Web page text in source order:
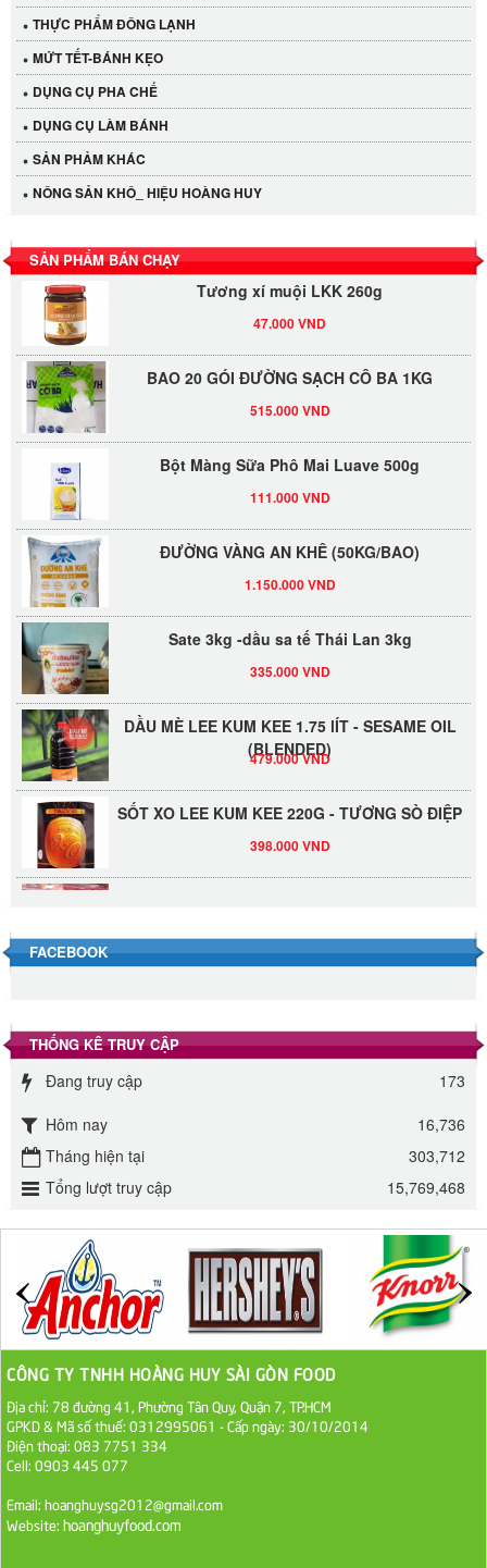
THỰC PHẨM ĐÔNG LẠNH
MỨT TẾT-BÁNH KẸO
DỤNG CỤ PHA CHẾ
DỤNG CỤ LÀM BÁNH
SẢN PHẢM KHÁC
NÔNG SẢN KHÔ_ HIỆU HOÀNG HUY
SẢN PHẨM BÁN CHẠY
Cần Tây Đà Lạt
40.000 VND
LỐC 12 HỦ Tương xí muội LKK 260g
Tương xí muội LKK 260g
BAO 20 GÓI ĐƯỜNG SẠCH CÔ BA 1KG
Bột Màng Sữa Phô Mai Luave 500g
ĐƯỜNG VÀNG AN KHÊ (50KG/BAO)
Sate 3kg -dầu sa tế Thái Lan 3kg
DẦU MÈ LEE KUM KEE 1.75 lÍT - SESAME OIL
(BLENDED)
479.000 VND
SỐT XO LEE KUM KEE 220G - TƯƠNG SÒ ĐIỆP
Đường phèn Long An bao 10kg
Đường mía thiên nhiên Biên Hòa gói 1kg
ĐƯỜNG SẠCH CÔ BA BIÊN HÒA 1KG
27.000 VND
Đường cát trắng An Khê bao 50kg
Sa Tế Tôm Cholimex PET Hũ 450g
Ớt Sa Tế Cholimex Hũ Thuỷ Tinh 150g
FACEBOOK
THỐNG KÊ TRUY CẬP
Đang truy cập
173
Hôm nay
16,736
Tháng hiện tại
303,712
Tổng lượt truy cập
15,769,468
CÔNG TY TNHH HOÀNG HUY SÀI GÒN FOOD
Địa chỉ: 78 đường 41, Phường Tân Quy, Quận 7, TP.HCM
GPKD & Mã số thuế: 0312995061 - Cấp ngày: 30/10/2014
Điện thoại: 083 7751 334
Cell: 0903 445 077
Email: hoanghuysg2012@gmail.com
Website: hoanghuyfood.com